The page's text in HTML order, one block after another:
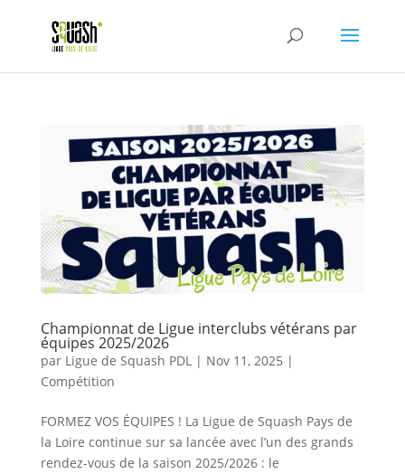
Championnat de Ligue interclubs vétérans par
équipes 2025/2026
par Ligue de Squash PDL| Nov 11, 2025 |
Compétition
FORMEZ VOS ÉQUIPES ! La Ligue de Squash Pays de
la Loire continue sur sa lancée avec l’un des grands
rendez-vous de la saison 2025/2026 : le